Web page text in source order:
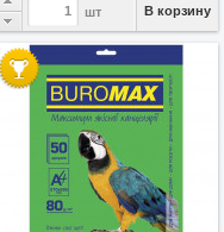
шт В корзину